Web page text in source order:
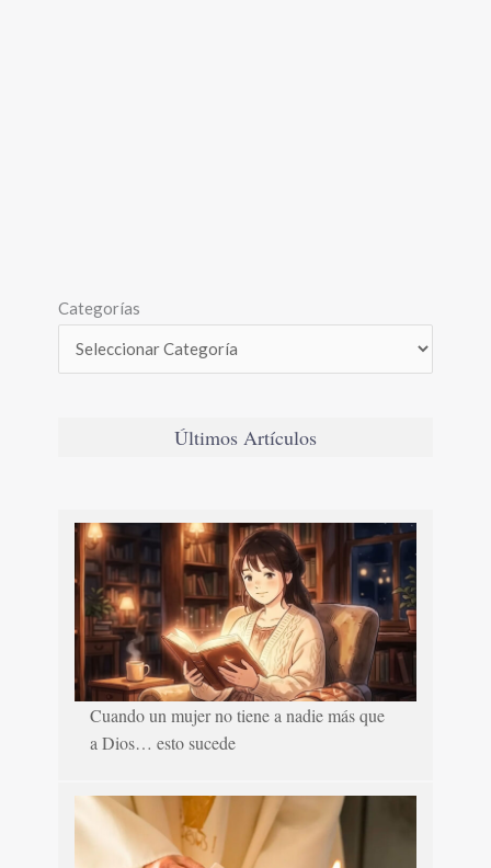
Categorías
Últimos Artículos
Cuando un mujer no tiene a nadie más que
a Dios… esto sucede